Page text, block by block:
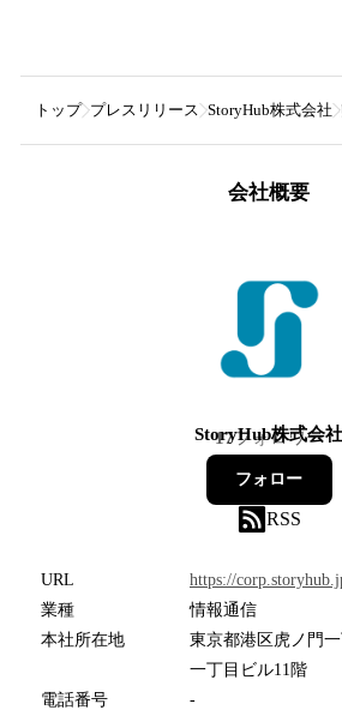
トップ プレスリリース StoryHub株式会社
会社概要
StoryHub株式会社
17フォロワー
フォロー
RSS
URL
https://
業種
情報通信
本社所在地
東京都港区虎ノ門
一丁目ビル11階
電話番号
-